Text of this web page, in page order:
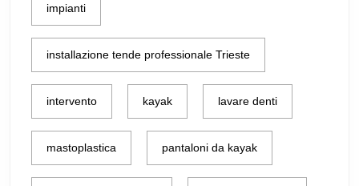
impianti
installazione tende professionale Trieste
intervento kayak lavare denti
mastoplastica pantaloni da kayak